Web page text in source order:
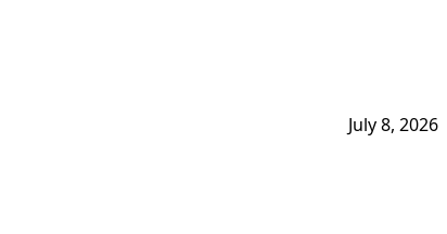
July 8, 2026